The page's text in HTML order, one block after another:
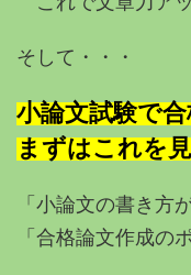
そして・・・
小論文試験で
まずはこれを
「小論文の書き方
「合格論文作成の